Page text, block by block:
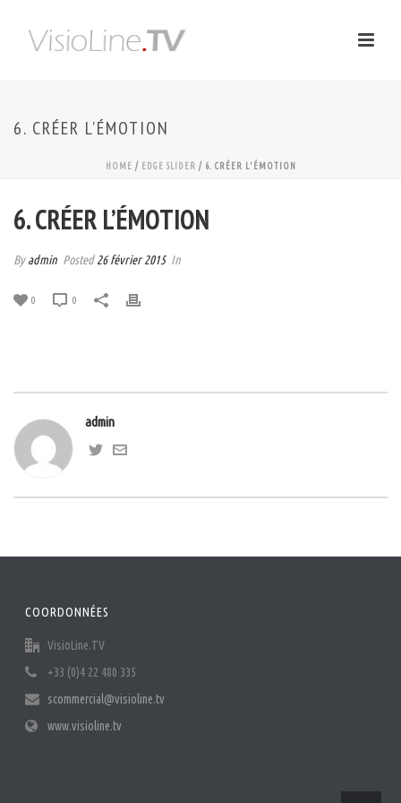
6. CRÉER L’ÉMOTION
HOME / EDGE SLIDER / 6. CRÉER L’ÉMOTION
6. CRÉER L’ÉMOTION
Byadmin Posted26 février 2015 In
0 0
admin
COORDONNÉES
VisioLine.TV
+33 (0)4 22 480 335
scommercial@visioline.tv
www.visioline.tv